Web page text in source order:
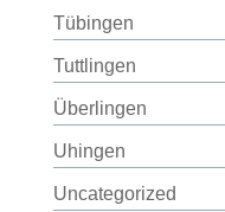
Tübingen
Tuttlingen
Überlingen
Uhingen
Uncategorized